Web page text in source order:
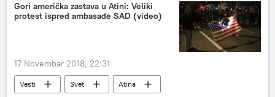
Gori američka zastava u Atini: Veliki
protest ispred ambasade SAD (video)
17 Novembar 2018, 22:31
Vesti Svet
Atina